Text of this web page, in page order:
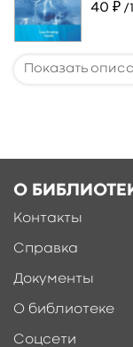
40 ₽ /
О
Контакты
Справка
Документы
О библиотеке
Соцсети